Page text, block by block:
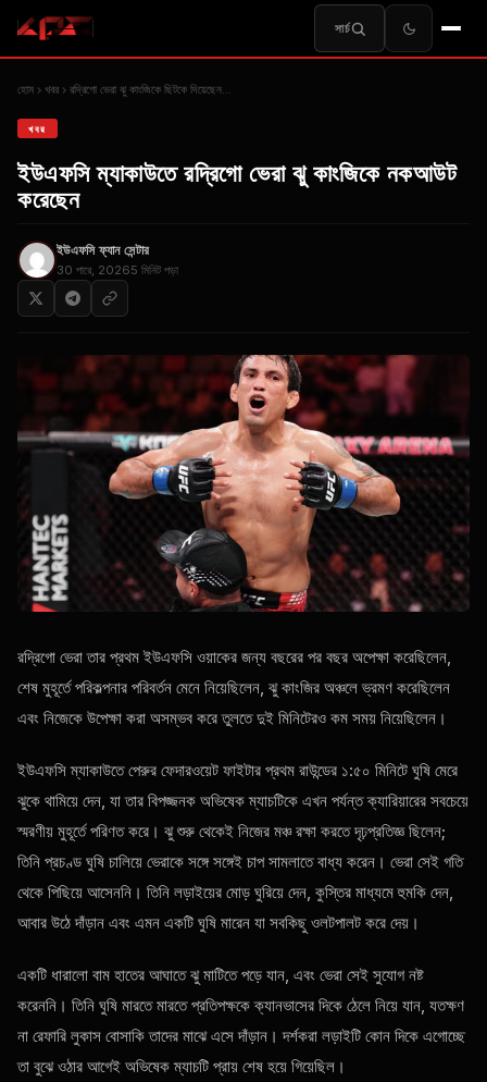
সার্চ
হোম খবর রদ্রিগো ভেরা ঝু কাংজিকে ছিটকে দিয়েছেন...
খবর
ইউএফসি ম্যাকাউতে রদ্রিগো ভেরা ঝু কাংজিকে নকআউট
করেছেন
ইউএফসি ফ্যান সেন্টার
30 পারে, 20265 মিনিট পড়া
রদ্রিগো ভেরা তার প্রথম ইউএফসি ওয়াকের জন্য বছরের পর বছর অপেক্ষা করেছিলেন,
শেষ মুহূর্তে পরিকল্পনার পরিবর্তন মেনে নিয়েছিলেন, ঝু কাংজির অঞ্চলে ভ্রমণ করেছিলেন
এবং নিজেকে উপেক্ষা করা অসম্ভব করে তুলতে দুই মিনিটেরও কম সময় নিয়েছিলেন।
ইউএফসি ম্যাকাউতে পেরুর ফেদারওয়েট ফাইটার প্রথম রাউন্ডের ১:৫০ মিনিটে ঘুষি মেরে
ঝুকে থামিয়ে দেন, যা তার বিপজ্জনক অভিষেক ম্যাচটিকে এখন পর্যন্ত ক্যারিয়ারের সবচেয়ে
স্মরণীয় মুহূর্তে পরিণত করে। ঝু শুরু থেকেই নিজের মঞ্চ রক্ষা করতে দৃঢ়প্রতিজ্ঞ ছিলেন;
তিনি প্রচণ্ড ঘুষি চালিয়ে ভেরাকে সঙ্গে সঙ্গেই চাপ সামলাতে বাধ্য করেন। ভেরা সেই গতি
থেকে পিছিয়ে আসেননি। তিনি লড়াইয়ের মোড় ঘুরিয়ে দেন, কুস্তির মাধ্যমে হুমকি দেন,
আবার উঠে দাঁড়ান এবং এমন একটি ঘুষি মারেন যা সবকিছু ওলটপালট করে দেয়।
একটি ধারালো বাম হাতের আঘাতে ঝু মাটিতে পড়ে যান, এবং ভেরা সেই সুযোগ নষ্ট
করেননি। তিনি ঘুষি মারতে মারতে প্রতিপক্ষকে ক্যানভাসের দিকে ঠেলে নিয়ে যান, যতক্ষণ
না রেফারি লুকাস বোসাকি তাদের মাঝে এসে দাঁড়ান। দর্শকরা লড়াইটি কোন দিকে এগোচ্ছে
তা বুঝে ওঠার আগেই অভিষেক ম্যাচটি প্রায় শেষ হয়ে গিয়েছিল।